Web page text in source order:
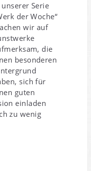
unserer Serie
der Woche“
wir auf
die
besonderen
sich für
guten
einladen
zu wenig